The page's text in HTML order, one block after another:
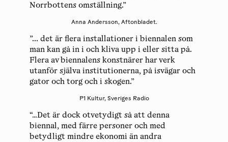
Norrbottens omställning.”
Anna Andersson, Aftonbladet.
”... det är flera installationer i biennalen som
man kan gå in i och kliva upp i eller sitta på.
Flera av biennalens konstnärer har verk
utanför själva institutionerna, på isvägar och
gator och torg och i skogen.”
P1 Kultur, Sveriges Radio
“…Det är dock otvetydigt så att denna
biennal, med färre personer och med
betydligt mindre ekonomi än andra